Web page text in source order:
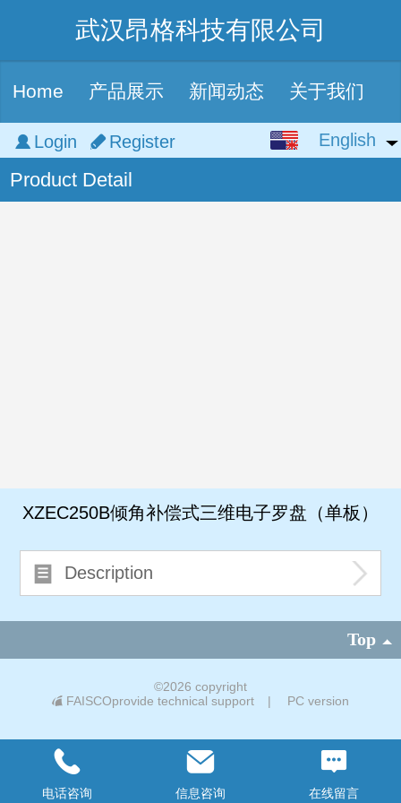
武汉昂格科技有限公司
Home 产品展示 新闻动态 关于我们
Login Register English
English
Product Detail
XZEC250B倾角补偿式三维电子罗盘（单板）
Description
Top
©2026 copyright
FAISCOprovide technical support
| PC version
电话咨询 信息咨询 在线留言